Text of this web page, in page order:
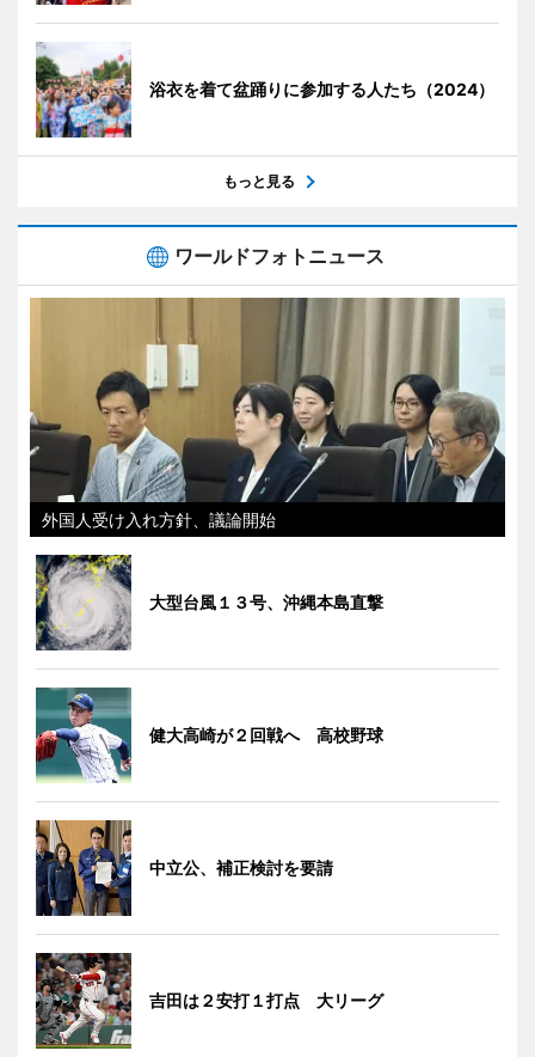
浴衣を着て盆踊りに参加する人たち（2024）
もっと見る
ワールドフォトニュース
外国人受け入れ方針、議論開始
大型台風１３号、沖縄本島直撃
健大高崎が２回戦へ 高校野球
中立公、補正検討を要請
吉田は２安打１打点 大リーグ